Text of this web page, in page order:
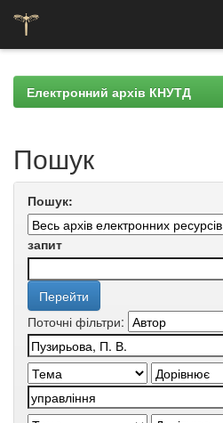
navigationЕлектронний архів КНУТД
Пошук
Пошук:
запит
Поточні фільтри: